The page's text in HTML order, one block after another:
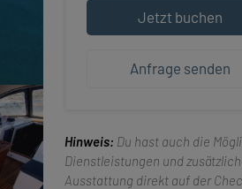
Jetzt buchen
Anfrage senden
Hinweis: Du hast auch die
Dienstleistungen und
Ausstattung direkt auf der